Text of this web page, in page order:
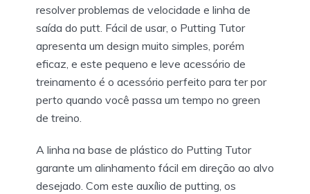
resolver problemas de velocidade e linha de
saída do putt. Fácil de usar, o Putting Tutor
apresenta um design muito simples, porém
eficaz, e este pequeno e leve acessório de
treinamento é o acessório perfeito para ter por
perto quando você passa um tempo no green
de treino.
A linha na base de plástico do Putting Tutor
garante um alinhamento fácil em direção ao alvo
desejado. Com este auxílio de putting, os